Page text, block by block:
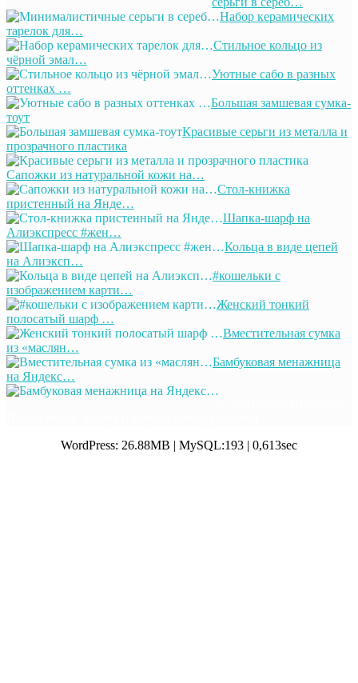
Набор керамических
тарелок для…
Стильное кольцо из
чёрной эмал…
Уютные сабо в разных
оттенках …
Большая замшевая сумка-
тоут
Красивые серьги из металла и
прозрачного пластика
Сапожки из натуральной кожи на…
Стол-книжка
пристенный на Янде…
Шапка-шарф на
Алиэкспресс #жен…
Кольца в виде цепей
на Алиэксп…
#кошельки с
изображением карти…
Женский тонкий
полосатый шарф …
Вместительная сумка
из «маслян…
Бамбуковая менажница
на Яндекс…
WordPress: 26.88MB | MySQL:193 | 0,613sec